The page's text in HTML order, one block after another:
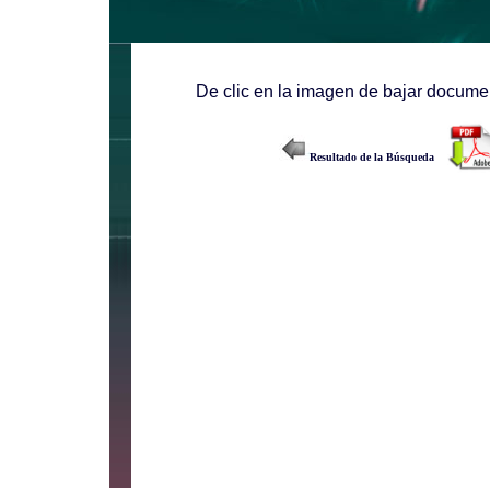
De clic en la imagen de bajar
Resultado de la Búsqueda